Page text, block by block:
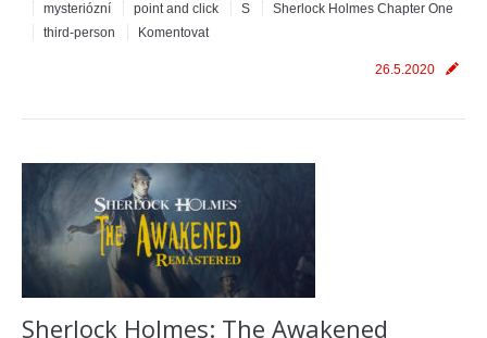
mysteriózní
point and click S
Sherlock Holmes Chapter One
third-person
Komentovat
26.5.2020
Sherlock Holmes: The Awakened